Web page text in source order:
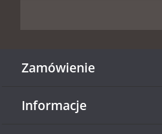
Zamówienie
Informacje